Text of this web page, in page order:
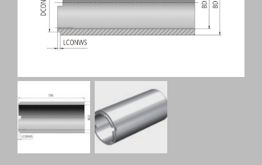
Webshop
Kundenportal
Deutsch